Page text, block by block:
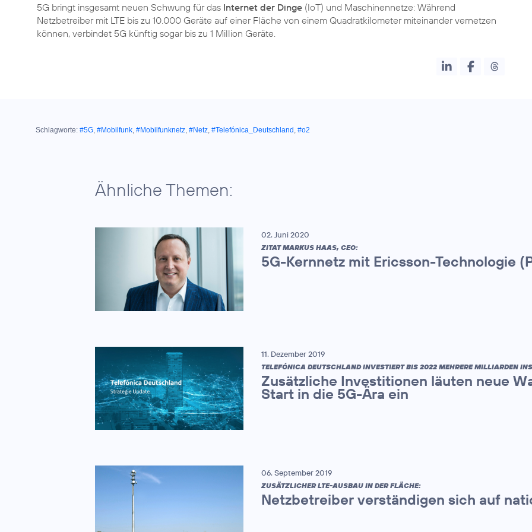
5G bringt insgesamt neuen Schwung für das Internet der Dinge (IoT) und Maschinennetze: Während
Netzbetreiber mit LTE bis zu 10.000 Geräte auf einer Fläche von einem Quadratkilometer miteinander vernetzen
können, verbindet 5G künftig sogar bis zu 1 Million Geräte.
Schlagworte: #5G, #Mobilfunk, #Mobilfunknetz, #Netz, #Telefónica_Deutschland , #o2
Ähnliche Themen:
02. Juni 2020
ZITAT MARKUS HAAS, CEO:
5G-Kernnetz mit Ericsson-Technologie
11. Dezember 2019
TELEFÓNICA DEUTSCHLAND INVESTIERT BIS 2022 MEHRERE MILLIARDEN
Zusätzliche Investitionen läuten neue
Start in die 5G-Ära ein
06. September 2019
ZUSÄTZLICHER LTE-AUSBAU IN DER FLÄCHE:
Netzbetreiber verständigen sich auf